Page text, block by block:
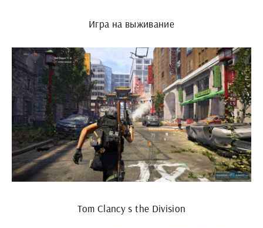
Игра на выживание
Tom Clancy s the Division